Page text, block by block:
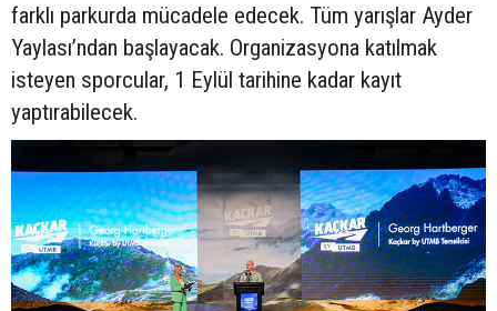
farklı parkurda mücadele edecek. Tüm yarışlar Ayder
Yaylası’ndan başlayacak. Organizasyona katılmak
isteyen sporcular, 1 Eylül tarihine kadar kayıt
yaptırabilecek.